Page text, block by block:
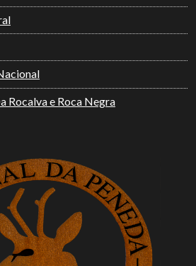
Rocalva e Roca Negra